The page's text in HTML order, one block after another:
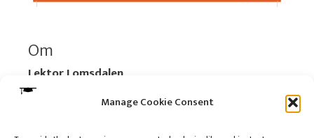
Manage Cookie Consent
Om
Lektor Lomsdalen
Organisasjonsnummer:
920 712 312 MVA